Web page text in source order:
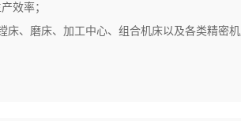
效率；
床、磨床、加工中心、组合机床以及各类精密